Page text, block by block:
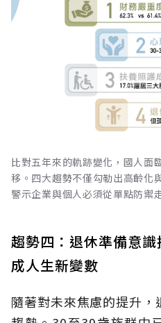
比對五年來的軌跡變化，國人面
移。四大趨勢不僅勾勒出高齡化
警示企業與個人必須從單點防禦
趨勢四：退休準備意
成人生新變數
隨著對未來焦慮的提升